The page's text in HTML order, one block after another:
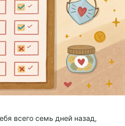
всего семь дней назад,